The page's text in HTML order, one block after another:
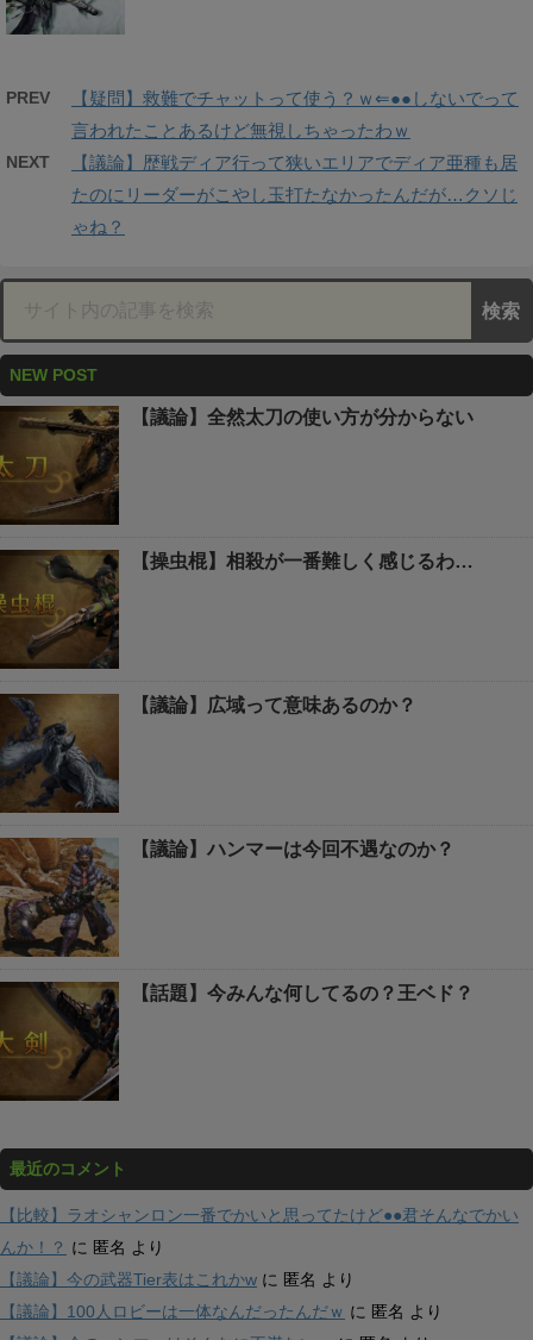
PREV
【疑問】救難でチャットって使う？ｗ⇐●●しないでって
言われたことあるけど無視しちゃったわｗ
NEXT
【議論】歴戦ディア行って狭いエリアでディア亜種も居
たのにリーダーがこやし玉打たなかったんだが…クソじ
ゃね？
NEW POST
【議論】全然太刀の使い方が分からない
【操虫棍】相殺が一番難しく感じるわ…
【議論】広域って意味あるのか？
【議論】ハンマーは今回不遇なのか？
【話題】今みんな何してるの？王ベド？
最近のコメント
【比較】ラオシャンロン一番でかいと思ってたけど●●君そんなでかい
んか！？ に 匿名 より
【議論】今の武器Tier表はこれかw に 匿名 より
【議論】100人ロビーは一体なんだったんだｗ に 匿名 より